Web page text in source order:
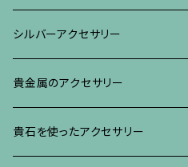
リング
ブレスレット、その他
ネックレス、ペンダント
リング
ブレスレット、その他
ブローチ
イヤリング・ピアス
真珠に蒔絵のアクセサリー
ブローチ
イヤリング、ピアス
水晶に蒔絵のアクセサリー
ブローチ
朴の木やポプラに蒔絵のアクセサリ
ブローチ
イヤリング、ピアス
ネックレス、ペンダント
シルバーアクセサリー
ブローチ
イヤリング、ピアス
貴金属のアクセサリー
ブローチ
貴石を使ったアクセサリー